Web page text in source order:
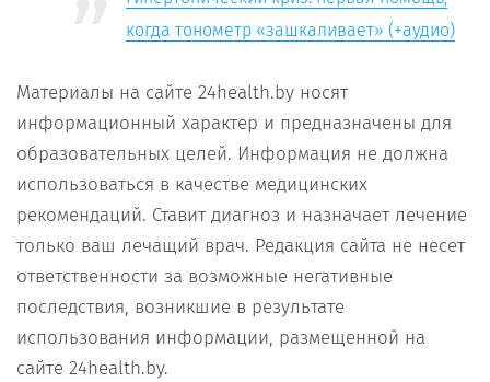
когда тонометр «зашкаливает» (+аудио)
Материалы на сайте 24health.by носят
информационный характер и предназначены для
образовательных целей. Информация не должна
использоваться в качестве медицинских
рекомендаций. Ставит диагноз и назначает лечение
только ваш лечащий врач. Редакция сайта не несет
ответственности за возможные негативные
последствия, возникшие в результате
использования информации, размещенной на
сайте 24health.by.